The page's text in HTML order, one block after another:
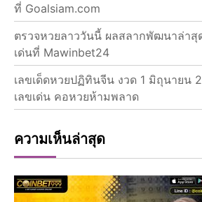
ที่ Goalsiam.com
ตรวจหวยลาววันนี้ ผลสลากพัฒนาล่าสุ
เด่นที่ Mawinbet24
เลขเด็ดหวยปฏิทินจีน งวด 1 มิถุนายน
เลขเด่น คอหวยห้ามพลาด
ความเห็นล่าสุด